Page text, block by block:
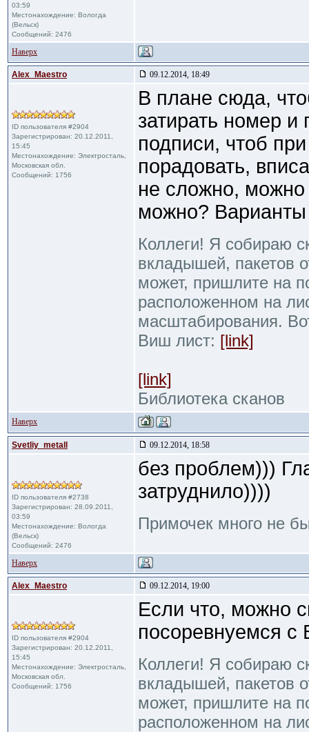
03:59
Местонахождение: Вологда
(Вельск)
Сообщений: 2476
Наверх
Alex_Maestro 09.12.2014, 18:49
ID пользователя #2904
Зарегистрирован: 20.12.2011,
15:45
Местонахождение: Электросталь,
Московская обл.
Сообщений: 1756
В плане сюда,
затирать номер и
подписи, чтоб
порадовать,
не сложно, можно
можно? Варианты
Коллеги! Я собираю
вкладышей, пакетов
может, пришлите на
расположенном на
масштабирования.
Виш лист: [link]
[link]
Библиотека сканов
Наверх
Svetliy_metall 09.12.2014, 18:58
ID пользователя #2738
Зарегистрирован: 28.09.2011,
03:59
Местонахождение: Вологда
(Вельск)
Сообщений: 2476
без проблем)))
затруднило))))
Примочек много не
Наверх
Alex_Maestro 09.12.2014, 19:00
ID пользователя #2904
Зарегистрирован: 20.12.2011,
15:45
Местонахождение: Электросталь,
Московская обл.
Сообщений: 1756
Если что, можно
посоревнуемся с
Коллеги! Я собираю
вкладышей, пакетов
может, пришлите на
расположенном на